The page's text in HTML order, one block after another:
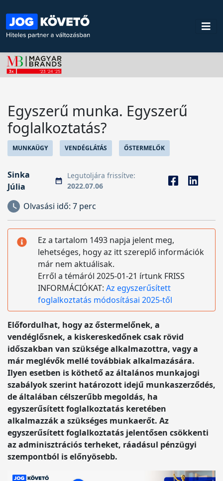
Egyszerű munka. Egyszerű
foglalkoztatás?
MUNKAÜGY VENDÉGLÁTÁS ŐSTERMELŐK
Sinka
Júlia
Legutoljára frissítve:
2022.07.06
Olvasási idő: 7 perc
Ez a tartalom 1493 napja jelent meg,
lehetséges, hogy az itt szereplő információk
már nem aktuálisak.
Erről a témáról 2025-01-21 írtunk FRISS
INFORMÁCIÓKAT: Az egyszerűsített
foglalkoztatás módosításai 2025-től
Előfordulhat, hogy az őstermelőnek, a
vendéglősnek, a kiskereskedőnek csak rövid
időszakban van szüksége alkalmazottra, vagy a
már meglévők mellé továbbiak alkalmazására.
Ilyen esetben is köthető az általános munkajogi
szabályok szerint határozott idejű munkaszerződés,
de általában célszerűbb megoldás, ha
egyszerűsített foglalkoztatás keretében
alkalmazzák a szükséges munkaerőt. Az
egyszerűsített foglalkoztatás jelentősen csökkenti
az adminisztrációs terheket, ráadásul pénzügyi
szempontból is előnyösebb.